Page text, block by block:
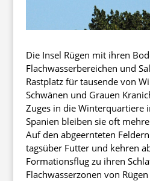
Die Insel Rügen mit ihren
Flachwasserbereichen und
Rastplatz für tausende von
Schwänen und Grauen
Zuges in die Winterquartiere
Spanien bleiben sie oft
Auf den abgeernteten
tagsüber Futter und kehren
Formationsflug zu ihren
Flachwasserzonen von